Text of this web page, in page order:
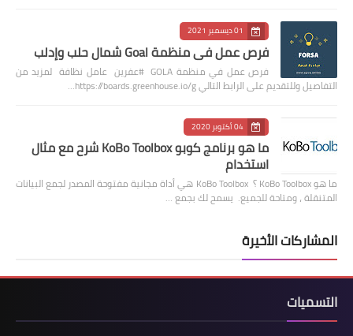
01 ديسمبر 2021
فرص عمل في منظمة Goal شمال حلب وإدلب
فرص عمل في منظمة GOLA #عفرين عامل نظافة لمزيد من
التفاصيل وللتقديم على الرابط التالي https://boards.greenhouse.io/g…
04 أكتوبر 2020
ما هو برنامج كوبو KoBo Toolbox شرح مع مثال
استخدام
ما هو KoBo Toolbox ؟ KoBo Toolbox هي أداة مجانية مفتوحة المصدر لجمع البيانات
المتنقلة ، ومتاحة للجميع. يسمح لك بجمع …
المشاركات الأخيرة
التسميات